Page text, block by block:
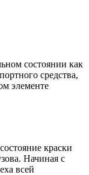
состоянии как
средства,
элементе
краски
Начиная с
всей